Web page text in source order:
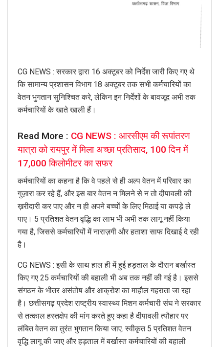
CG NEWS : सरकार द्वारा 16 अक्टूबर को निर्देश जारी किए गए थे
कि सामान्य प्रशासन विभाग 18 अक्टूबर तक सभी कर्मचारियों का
वेतन भुगतान सुनिश्चित करे, लेकिन इन निर्देशों के बावजूद अभी तक
कर्मचारियों के खाते खाली हैं।
Read More : CG NEWS : आरसीएम की रूपांतरण
यात्रा को रायपुर में मिला अच्छा प्रतिसाद, 100 दिन में
17,000 किलोमीटर का सफर
कर्मचारियों का कहना है कि वे पहले से ही अल्प वेतन में परिवार का
गुज़ारा कर रहे हैं, और इस बार वेतन न मिलने से न तो दीपावली की
ख़रीदारी कर पाए और न ही अपने बच्चों के लिए मिठाई या कपड़े ले
पाए। 5 प्रतिशत वेतन वृद्धि का लाभ भी अभी तक लागू नहीं किया
गया है, जिससे कर्मचारियों में नाराज़गी और हताशा साफ दिखाई दे रही
है।
CG NEWS : इसी के साथ हाल ही में हुई हड़ताल के दौरान बर्खास्त
किए गए 25 कर्मचारियों की बहाली भी अब तक नहीं की गई है। इससे
संगठन के भीतर असंतोष और आक्रोश का माहौल गहराता जा रहा
है। छत्तीसगढ़ प्रदेश राष्ट्रीय स्वास्थ्य मिशन कर्मचारी संघ ने सरकार
से तत्काल हस्तक्षेप की मांग करते हुए कहा है दीपावली त्यौहार पर
लंबित वेतन का तुरंत भुगतान किया जाए. स्वीकृत 5 प्रतिशत वेतन
वृद्धि लागू की जाए और हड़ताल में बर्खास्त कर्मचारियों की बहाली